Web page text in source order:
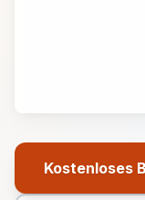
Kostenloses